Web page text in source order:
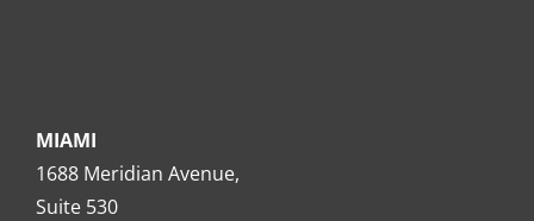
MIAMI
1688 Meridian Avenue,
Suite 530